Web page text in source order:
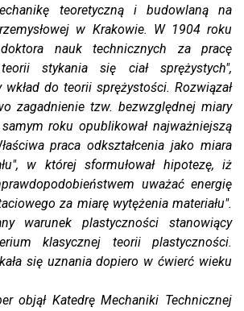
teoretyczną i budowlaną na
w Krakowie. W 1904 roku
nauk technicznych za pracę
stykania się ciał sprężystych",
do teorii sprężystości. Rozwiązał
zagadnienie tzw. bezwzględnej miary
roku opublikował najważniejszą
praca odkształcenia jako miara
w której sformułował hipotezę, iż
uważać energię
za miarę wytężenia materiału".
warunek plastyczności stanowiący
klasycznej teorii plastyczności.
się uznania dopiero w ćwierć wieku
objął Katedrę Mechaniki Technicznej